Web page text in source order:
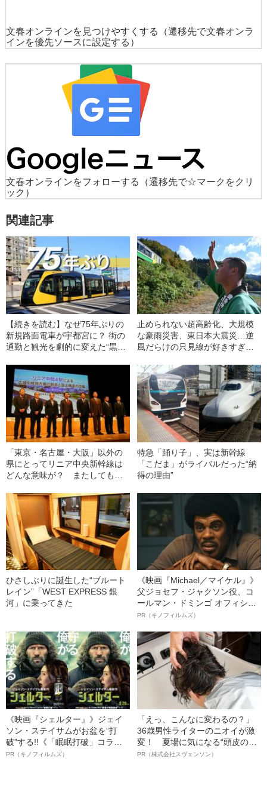
文春オンラインを見つけやすくする
（遷移先で文春オンラ
インを優先ソースに設定する）
文春オンラインをフォローする
（遷移先で☆マークをクリ
ック）
関連記事
【続きを読む】なぜ75年ぶりの
新規路面電車が宇都宮に？ 街の
通勤と観光を劇的に変えた“黒と
イトライン乗車レポ】
止められない超高齢化、大規模
な豪雨災害、東日本大震災…逆
風だらけの只見線が好きすぎ
境路線”の魅力
「東京・名古屋・大阪」以外の
県にとってリニア中央新幹線は
どんな意味が？ またしても
特急「踊り子」、実は新幹線
「こだま」がライバルだった“納
得の理由”
ひさしぶりに誕生した“ブルート
レイン”「WEST EXPRESS 銀
河」に乗ってきた
《映画『Michael／マイケル』》
父ジョセフ・ジャクソン役、コ
ールマン・ドミンゴ オフィシャ
ルインタビュー“観客を魅了した
語る”《日本興収70億円突破》
PR（キノフィルムズ）
《映画『シェルター』》ジェイ
ソン・ステイサムがお盆を“打
破”する!!《「眠眠打破」コラ
ボ》
PR（キノフィルムズ）
「えっ、こんなに変わるの？」
36歳男性ライターのニオイが激
変！ 夏場に気になる“頭皮のニ
オイ”や“ベタつき”を解消す
PR（株式会社スヴェンソン）